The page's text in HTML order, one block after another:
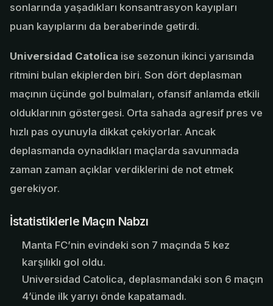
sonlarında yaşadıkları konsantrasyon kayıpları
puan kayıplarını da beraberinde getirdi.
Universidad Catolica ise sezonun ikinci yarısında
ritmini bulan ekiplerden biri. Son dört deplasman
maçının üçünde gol bulmaları, ofansif anlamda etkili
olduklarının göstergesi. Orta sahada agresif pres ve
hızlı pas oyunuyla dikkat çekiyorlar. Ancak
deplasmanda oynadıkları maçlarda savunmada
zaman zaman açıklar verdiklerini de not etmek
gerekiyor.
İstatistiklerle Maçın Nabzı
Manta FC’nin evindeki son 7 maçında 5 kez
karşılıklı gol oldu.
Universidad Catolica, deplasmandaki son 6 maçın
4’ünde ilk yarıyı önde kapatamadı.